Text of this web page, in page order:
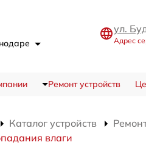
ул.
Адрес
Ремонт устройств
Каталог устройств
влаги